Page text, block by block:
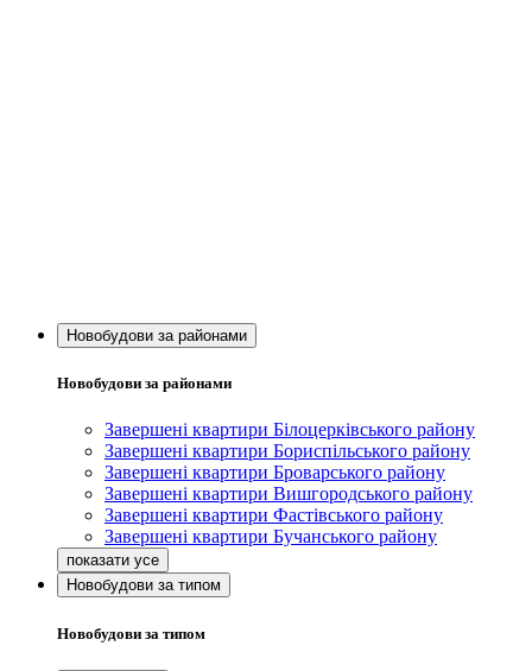
Новобудови за районами
Новобудови за районами
Завершені квартири Білоцерківського району
Завершені квартири Бориспільського району
Завершені квартири Броварського району
Завершені квартири Вишгородського району
Завершені квартири Фастівського району
Завершені квартири Бучанського району
Новобудови за типом
Новобудови за типом